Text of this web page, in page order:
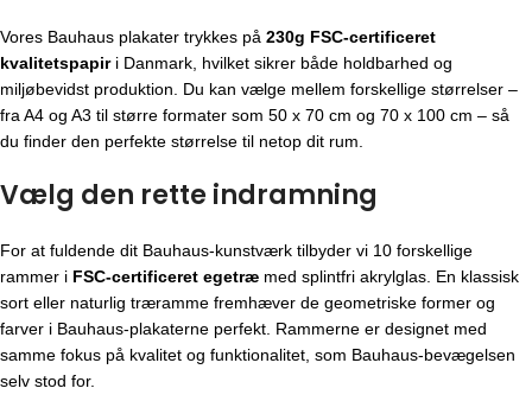
Vores Bauhaus plakater trykkes på 230g FSC-certificeret
kvalitetspapiri Danmark, hvilket sikrer både holdbarhed og
miljøbevidst produktion. Du kan vælge mellem forskellige størrelser –
fra A4 og A3 til større formater som 50 x 70 cm og 70 x 100 cm – så
du finder den perfekte størrelse til netop dit rum.
Vælg den rette indramning
For at fuldende dit Bauhaus-kunstværk tilbyder vi 10 forskellige
rammer i FSC-certificeret egetræ med splintfri akrylglas. En klassisk
sort eller naturlig træramme fremhæver de geometriske former og
farver i Bauhaus-plakaterne perfekt. Rammerne er designet med
samme fokus på kvalitet og funktionalitet, som Bauhaus-bevægelsen
selv stod for.